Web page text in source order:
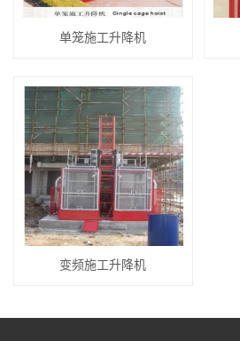
单笼施工升降机
变频施工升降机